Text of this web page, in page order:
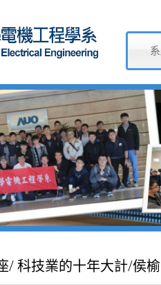
/ 科技業的十年大計/侯